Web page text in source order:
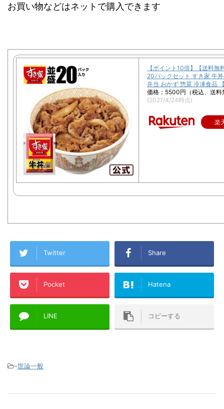
お買い物などはネットで購入できます
【ポイント10倍】【送料無
20パックセット すき家 牛
弁当 おかず 惣菜 冷凍食品
価格：5500円（税込、送料
(2021/4/24時点)
楽
Twitter Share
Pocket Hatena
LINE コピーする
-世論一般